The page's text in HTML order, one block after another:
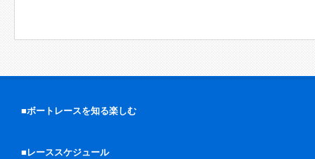
■ボートレースを知る楽しむ
■レーススケジュール